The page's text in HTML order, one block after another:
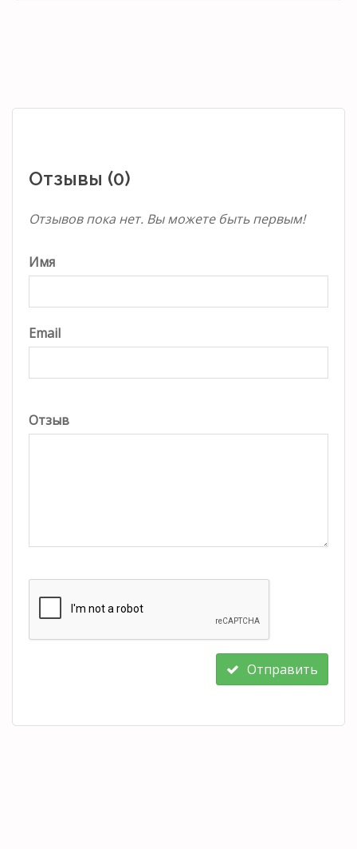
Отзывы (0)
Отзывов пока нет. Вы можете быть первым!
Имя
Email
Отзыв
Отправить